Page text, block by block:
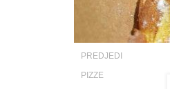
PREDJEDI
PIZZE